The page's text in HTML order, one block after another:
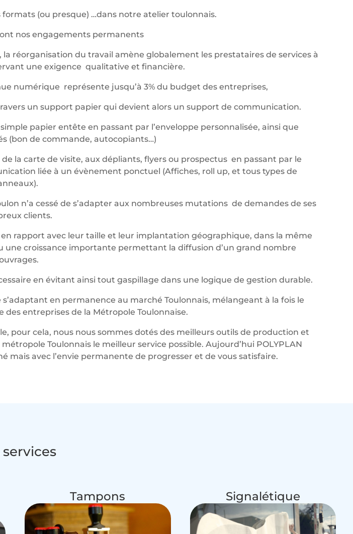
(ou presque) …dans notre atelier toulonnais.
nos engagements permanents
réorganisation du travail amène globalement les prestataires de services à
une exigence qualitative et financière.
numérique représente jusqu’à 3% du budget des entreprises,
un support papier qui devient alors un support de communication.
papier entête en passant par l’enveloppe personnalisée, ainsi que
(bon de commande, autocopiants…)
la carte de visite, aux dépliants, flyers ou prospectus en passant par le
liée à un évènement ponctuel (Affiches, roll up, et tous types de
n’a cessé de s’adapter aux nombreuses mutations de demandes de ses
clients.
rapport avec leur taille et leur implantation géographique, dans la même
croissance importante permettant la diffusion d’un grand nombre
en évitant ainsi tout gaspillage dans une logique de gestion durable.
s’adaptant en permanence au marché Toulonnais, mélangeant à la fois le
entreprises de la Métropole Toulonnaise.
pour cela, nous nous sommes dotés des meilleurs outils de production et
Toulonnais le meilleur service possible. Aujourd’hui POLYPLAN
avec l’envie permanente de progresser et de vous satisfaire.
services
Tampons Signalétique